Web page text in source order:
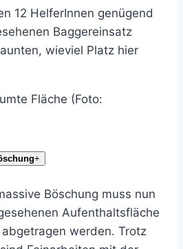
12 HelferInnen genügend
Baggereinsatz
wieviel Platz hier
+
Böschung muss nun
Aufenthaltsfläche
werden. Trotz